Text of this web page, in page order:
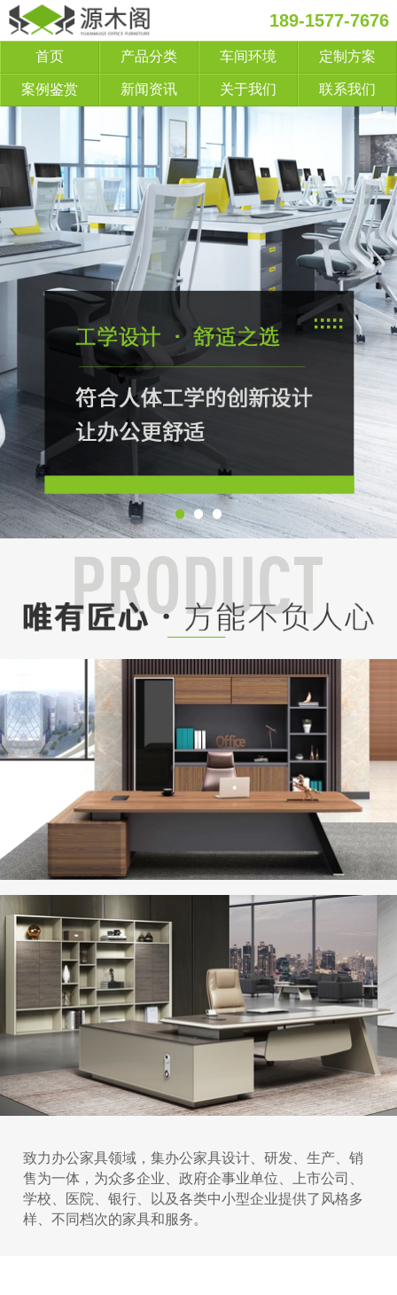
189-1577-7676
首页 产品分类 车间环境 定制方案
案例鉴赏 新闻资讯 关于我们 联系我们
致力办公家具领域，集办公家具设计、研发、生产、销
售为一体，为众多企业、政府企事业单位、上市公司、
学校、医院、银行、以及各类中小型企业提供了风格多
样、不同档次的家具和服务。